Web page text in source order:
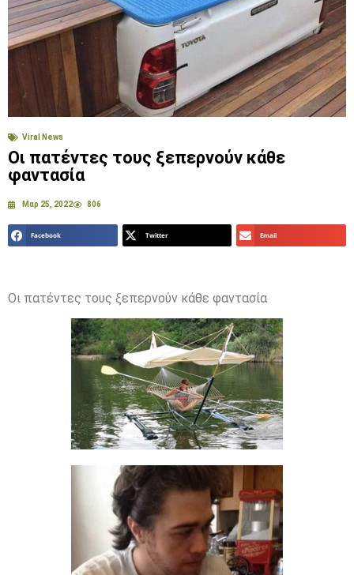
Viral News
Οι πατέντες τους ξεπερνούν κάθε
φαντασία
Μαρ 25, 2022 806
Facebook Twitter Email
Οι πατέντες τους ξεπερνούν κάθε φαντασία